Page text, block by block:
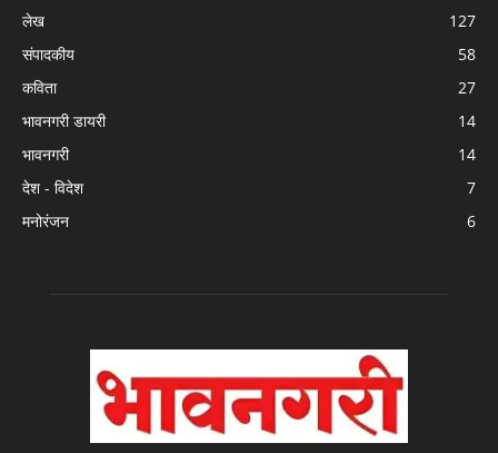
लेख
127
संपादकीय
58
कविता
27
भावनगरी डायरी
14
भावनगरी
14
देश - विदेश
7
मनोरंजन
6